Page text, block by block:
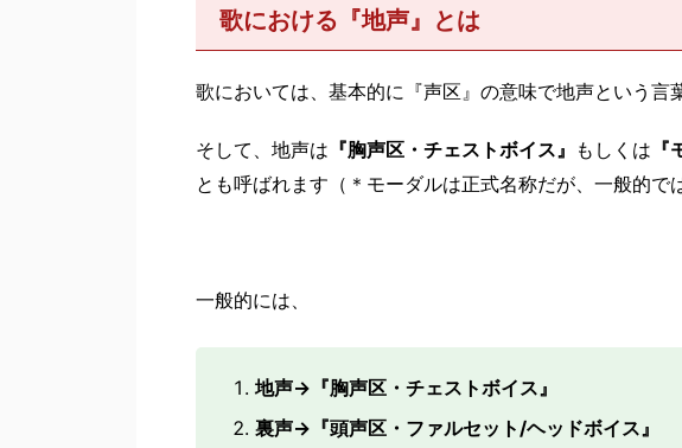
歌における『地声』とは
歌においては、基本的に『声区』の意味で地声という言
そして、地声は 『胸声区・チェストボイス』 もしくは
とも呼ばれます（＊モーダルは正式名称だが、一般的で
一般的には、
地声→『胸声区・チェストボイス』
裏声→『頭声区・ファルセット/ヘッドボイス』